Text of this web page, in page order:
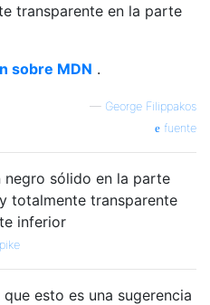
transparente en la parte
sobre MDN .
— George Filippakos
fuente
negro sólido en la parte
totalmente transparente
inferior
que esto es una sugerencia